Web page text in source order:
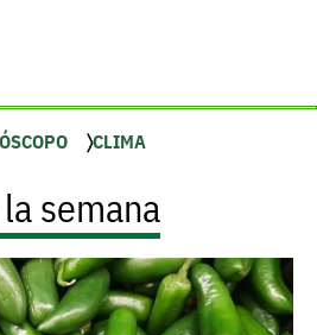
CLIMA
semana